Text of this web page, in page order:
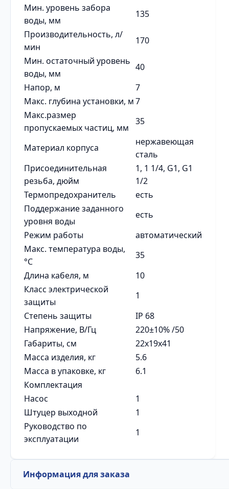
Мин. уровень забора
воды, мм
135
Производительность, л/
мин
170
Мин. остаточный уровень
воды, мм
40
Напор, м
7
Макс. глубина установки, м7
Макс.размер
пропускаемых частиц, мм
35
Материал корпуса
нержавеющая
сталь
Присоединительная
резьба, дюйм
1, 1 1/4, G1, G1
1/2
Термопредохранитель
есть
Поддержание заданного
уровня воды
есть
Режим работы
автоматический
Макс. температура воды,
°С
35
Длина кабеля, м
10
Класс электрической
защиты
1
Степень защиты
IP 68
Напряжение, В/Гц
220±10% /50
Габариты, см
22x19x41
Масса изделия, кг
5.6
Масса в упаковке, кг
6.1
Комплектация
Насос
1
Штуцер выходной
1
Руководство по
эксплуатации
1
Информация для заказа